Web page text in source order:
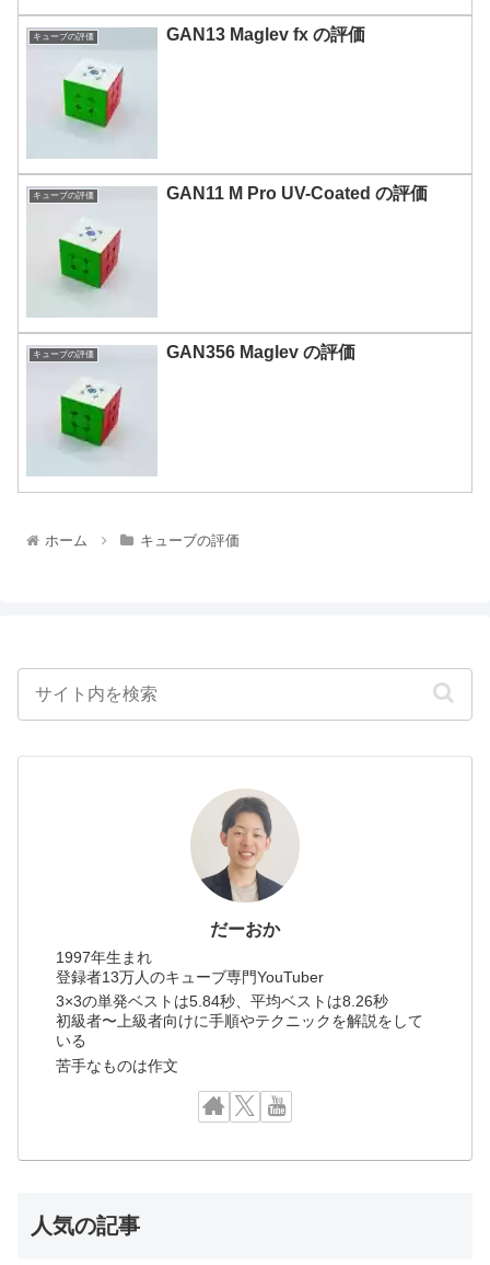
キューブの評価 GAN13 Maglev fx の評価
キューブの評価 GAN11 M Pro UV-Coated の評価
キューブの評価 GAN356 Maglev の評価
ホーム キューブの評価
だーおか
1997年生まれ
登録者13万人のキューブ専門YouTuber
3×3の単発ベストは5.84秒、平均ベストは8.26秒
初級者〜上級者向けに手順やテクニックを解説をして
いる
苦手なものは作文
人気の記事